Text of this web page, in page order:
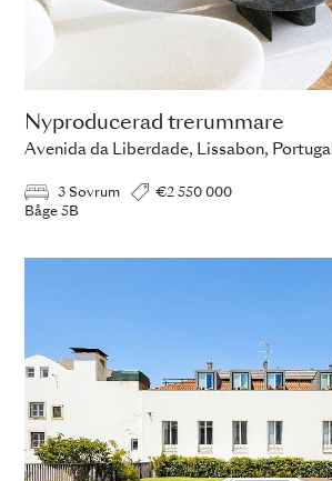
Nyproducerad trerummare
Avenida da Liberdade, Lissabon, Portugal
3 Sovrum
€2 550 000
Båge 5B